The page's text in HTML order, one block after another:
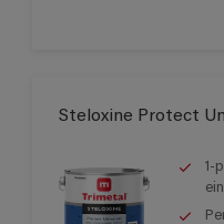
Steloxine Protect
1-